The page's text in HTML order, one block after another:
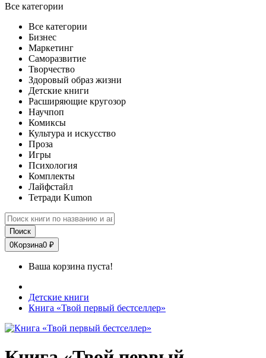
Все категории
Все категории
Бизнес
Маркетинг
Саморазвитие
Творчество
Здоровый образ жизни
Детские книги
Расширяющие кругозор
Научпоп
Комиксы
Культура и искусство
Проза
Игры
Психология
Комплекты
Лайфстайл
Тетради Kumon
Поиск
0Корзина0 ₽
Ваша корзина пуста!
Детские книги
Книга «Твой первый бестселлер»